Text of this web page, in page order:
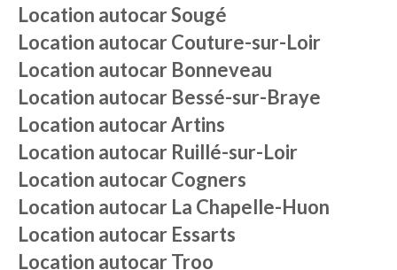
Location autocarSougé
Location autocarCouture-sur-Loir
Location autocar Bonneveau
Location autocar Bessé-sur-Braye
Location autocarArtins
Location autocar Ruillé-sur-Loir
Location autocarCogners
Location autocar La Chapelle-Huon
Location autocar Essarts
Location autocarTroo